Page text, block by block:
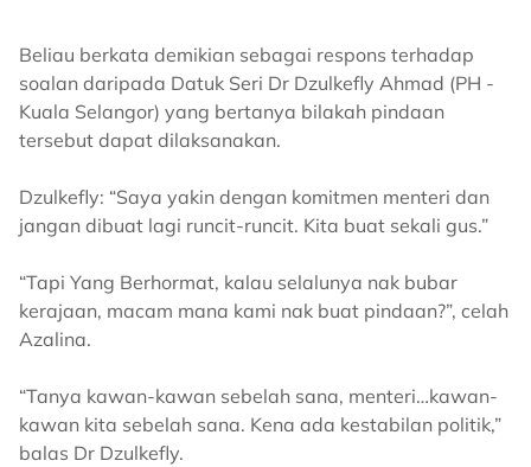
Beliau berkata demikian sebagai respons terhadap
soalan daripada Datuk Seri Dr Dzulkefly Ahmad (PH -
Kuala Selangor) yang bertanya bilakah pindaan
tersebut dapat dilaksanakan.
Dzulkefly: “Saya yakin dengan komitmen menteri dan
jangan dibuat lagi runcit-runcit. Kita buat sekali gus.”
“Tapi Yang Berhormat, kalau selalunya nak bubar
kerajaan, macam mana kami nak buat pindaan?”, celah
Azalina.
“Tanya kawan-kawan sebelah sana, menteri…kawan-
kawan kita sebelah sana. Kena ada kestabilan politik,”
balas Dr Dzulkefly.